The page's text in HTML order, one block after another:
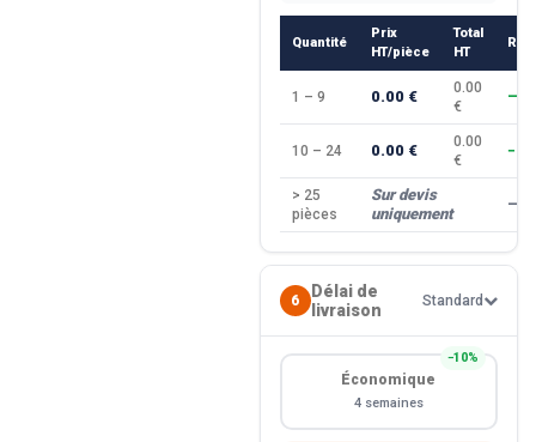
Quantité
Prix
HT/pièce
Total
HT
1 – 9 0.00 €
0.00
€
—
10 – 24 0.00 €
0.00
€
> 25
pièces
Sur devis
uniquement
—
6
Délai de
livraison
Standard
−10%
Économique
4 semaines